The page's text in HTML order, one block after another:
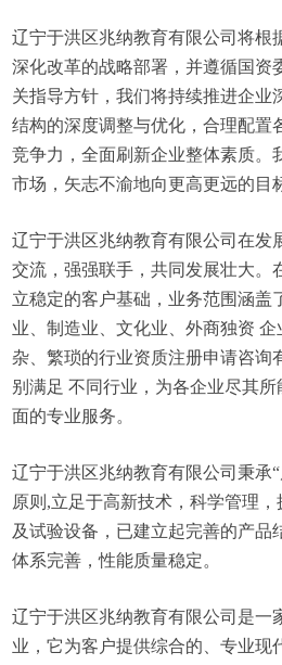
辽宁于洪区兆纳教育有限公司将根
深化改革的战略部署，并遵循国资
关指导方针，我们将持续推进企业
结构的深度调整与优化，合理配置
竞争力，全面刷新企业整体素质。
市场，矢志不渝地向更高更远的目
辽宁于洪区兆纳教育有限公司在发
交流，强强联手，共同发展壮大。
立稳定的客户基础，业务范围涵盖
业、制造业、文化业、外商独资
杂、繁琐的行业资质注册申请咨询
别满足 不同行业，为各企业尽其
面的专业服务。
辽宁于洪区兆纳教育有限公司秉承
原则,立足于高新技术，科学管理
及试验设备，已建立起完善的产品
体系完善，性能质量稳定。
辽宁于洪区兆纳教育有限公司是一
业，它为客户提供综合的、专业现